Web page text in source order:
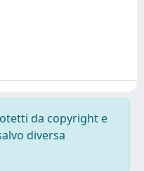
da copyright e
diversa